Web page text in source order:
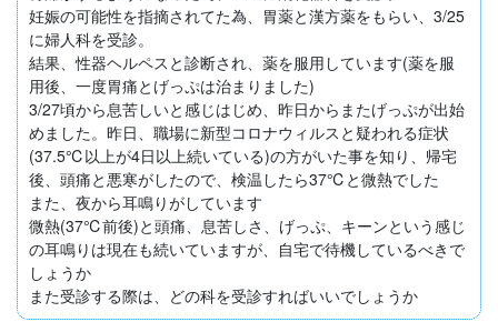
妊娠の可能性を指摘されてた為、胃薬と漢方薬をもらい、3/25
に婦人科を受診。
結果、性器ヘルペスと診断され、薬を服用しています(薬を服
用後、一度胃痛とげっぷは治まりました)
3/27頃から息苦しいと感じはじめ、昨日からまたげっぷが出始
めました。昨日、職場に新型コロナウィルスと疑われる症状
(37.5℃以上が4日以上続いている)の方がいた事を知り、帰宅
後、頭痛と悪寒がしたので、検温したら37℃と微熱でした
また、夜から耳鳴りがしています
微熱(37℃前後)と頭痛、息苦しさ、げっぷ、キーンという感じ
の耳鳴りは現在も続いていますが、自宅で待機しているべきで
しょうか
また受診する際は、どの科を受診すればいいでしょうか